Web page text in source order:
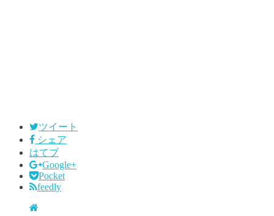
ツイート
シェア
はてブ
Google+
Pocket
feedly